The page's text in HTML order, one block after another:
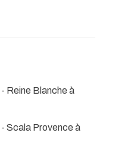
- Reine Blanche à
- Scala Provence à